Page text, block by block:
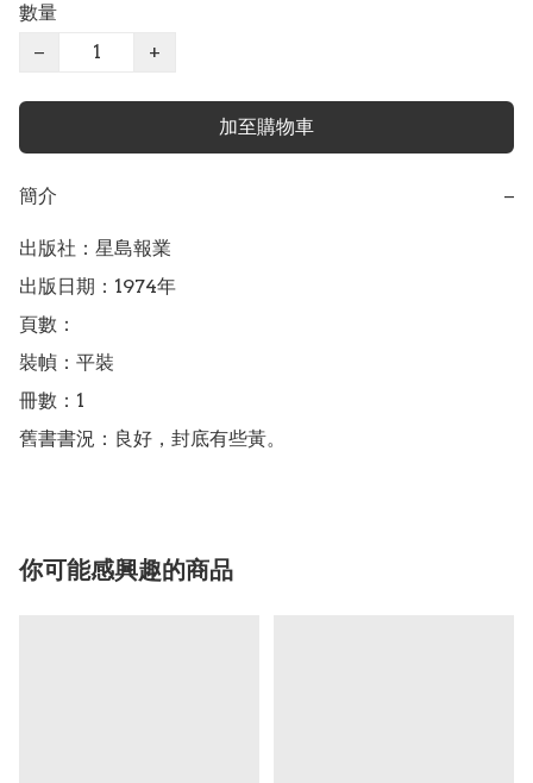
數量
−
+
加至購物車
簡介 −
出版社：星島報業
出版日期：1974年
頁數：
裝幀：平裝
冊數：1
舊書書況：良好，封底有些黃。
你可能感興趣的商品